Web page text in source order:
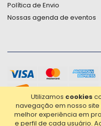
Utilizamos cookies
navegação em nosso
melhor experiência em
e perfil de cada usuário.
Política de Envio
Nossas agenda de eventos